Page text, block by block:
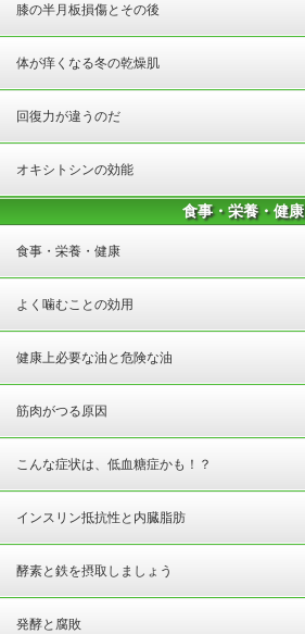
膝の半月板損傷とその後
体が痒くなる冬の乾燥肌
回復力が違うのだ
オキシトシンの効能
食事・栄養・健康
食事・栄養・健康
よく噛むことの効用
健康上必要な油と危険な油
筋肉がつる原因
こんな症状は、低血糖症かも！？
インスリン抵抗性と内臓脂肪
酵素と鉄を摂取しましょう
発酵と腐敗